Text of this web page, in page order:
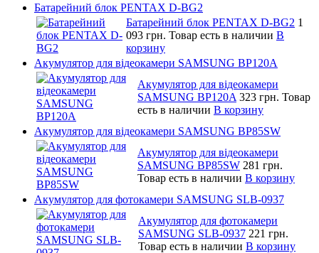
Батарейний блок PENTAX D-BG2
Батарейний блок PENTAX D-BG2 1
093 грн. Товар есть в наличии В
корзину
Акумулятор для відеокамери SAMSUNG BP120A
Акумулятор для відеокамери
SAMSUNG BP120A 323 грн. Товар
есть в наличии В корзину
Акумулятор для відеокамери SAMSUNG BP85SW
Акумулятор для відеокамери
SAMSUNG BP85SW 281 грн.
Товар есть в наличии В корзину
Акумулятор для фотокамери SAMSUNG SLB-0937
Акумулятор для фотокамери
SAMSUNG SLB-0937 221 грн.
Товар есть в наличии В корзину